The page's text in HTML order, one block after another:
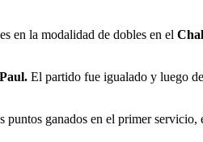
en la modalidad de dobles en el
El partido fue igualado y luego
ganados en el primer